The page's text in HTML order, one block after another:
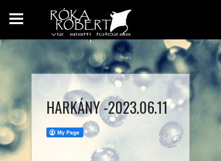
HARKÁNY -2023.06.11